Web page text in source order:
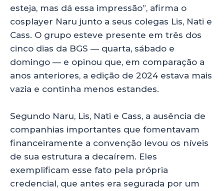
esteja, mas dá essa impressão”, afirma o
cosplayer Naru junto a seus colegas Lis, Nati e
Cass. O grupo esteve presente em três dos
cinco dias da BGS — quarta, sábado e
domingo — e opinou que, em comparação a
anos anteriores, a edição de 2024 estava mais
vazia e continha menos estandes.
Segundo Naru, Lis, Nati e Cass, a ausência de
companhias importantes que fomentavam
financeiramente a convenção levou os níveis
de sua estrutura a decaírem. Eles
exemplificam esse fato pela própria
credencial, que antes era segurada por um